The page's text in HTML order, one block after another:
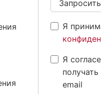
Я
Я
email